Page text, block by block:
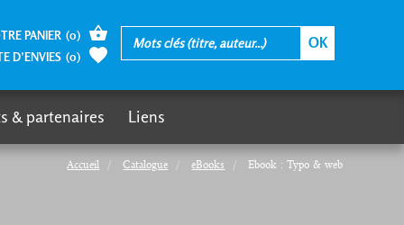
Accueil Catalogue eBooks Ebook : Typo & web
PANIER (0)
D’ENVIES (0)
& partenaires Liens